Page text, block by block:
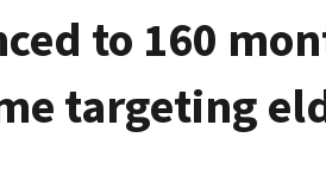
to 160
targeting